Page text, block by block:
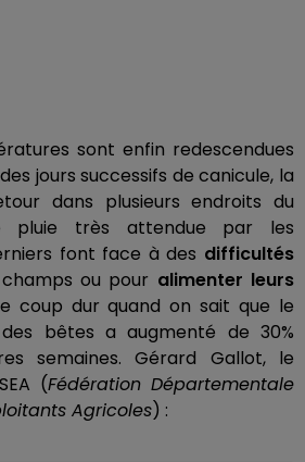
sont enfin redescendues
jours successifs de canicule, la
dans plusieurs endroits du
pluie très attendue par les
font face à des difficultés
ou pour alimenter leurs
coup dur quand on sait que le
bêtes a augmenté de 30%
semaines. Gérard Gallot, le
(Fédération Départementale
Agricoles) :